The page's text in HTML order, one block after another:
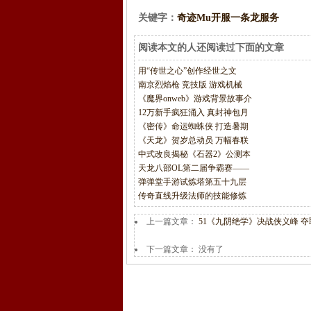
关键字： 奇迹Mu开服一条龙服务
阅读本文的人还阅读过下面的文章
用“传世之心”创作经世之文
南京烈焰枪 竞技版 游戏机械
《魔界onweb》游戏背景故事介
12万新手疯狂涌入 真封神包月
《密传》命运蜘蛛侠 打造暑期
《天龙》贺岁总动员 万幅春联
中式改良揭秘《石器2》公测本
天龙八部OL第二届争霸赛——
弹弹堂手游试炼塔第五十九层
传奇直线升级法师的技能修炼
上一篇文章： 51《九阴绝学》决战侠义峰 夺
下一篇文章： 没有了